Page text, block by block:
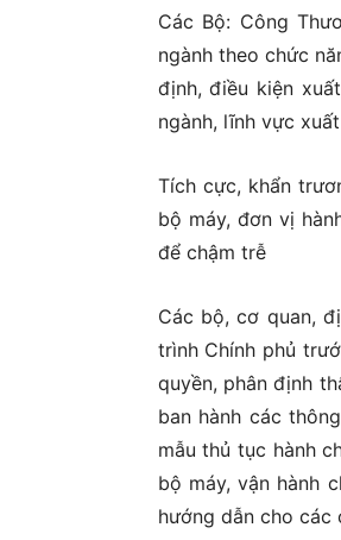
Các Bộ: Công
ngành theo chức
định, điều kiện
ngành, lĩnh vực
Tích cực, khẩn
bộ máy, đơn vị
để chậm trễ
Các bộ, cơ quan,
trình Chính phủ
quyền, phân định
ban hành các
mẫu thủ tục hành
bộ máy, vận hành
hướng dẫn cho các